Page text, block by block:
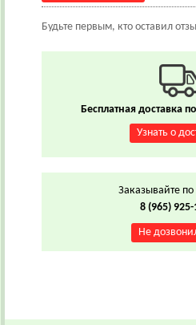
Будьте первым, кто оставил
Бесплатная доставка
Узнать о
Заказывайте по
8 (965) 925-
Не